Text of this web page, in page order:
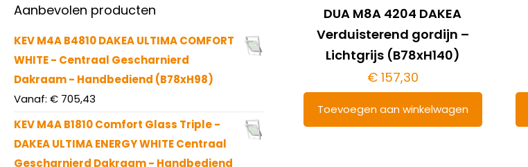
DUA M8A 4204 DAKEA
Verduisterend gordijn –
Lichtgrijs (B78xH140)
€157,30
Toevoegen aan winkelwagen
Aanbevolen producten
KEV M4A B4810 DAKEA ULTIMA COMFORT
WHITE - Centraal Gescharnierd
Dakraam - Handbediend (B78xH98)
Vanaf: € 705,43
KEV M4A B1810 Comfort Glass Triple -
DAKEA ULTIMA ENERGY WHITE Centraal
Gescharnierd Dakraam - Handbediend